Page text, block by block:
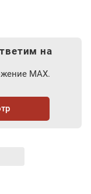
на
MAX.